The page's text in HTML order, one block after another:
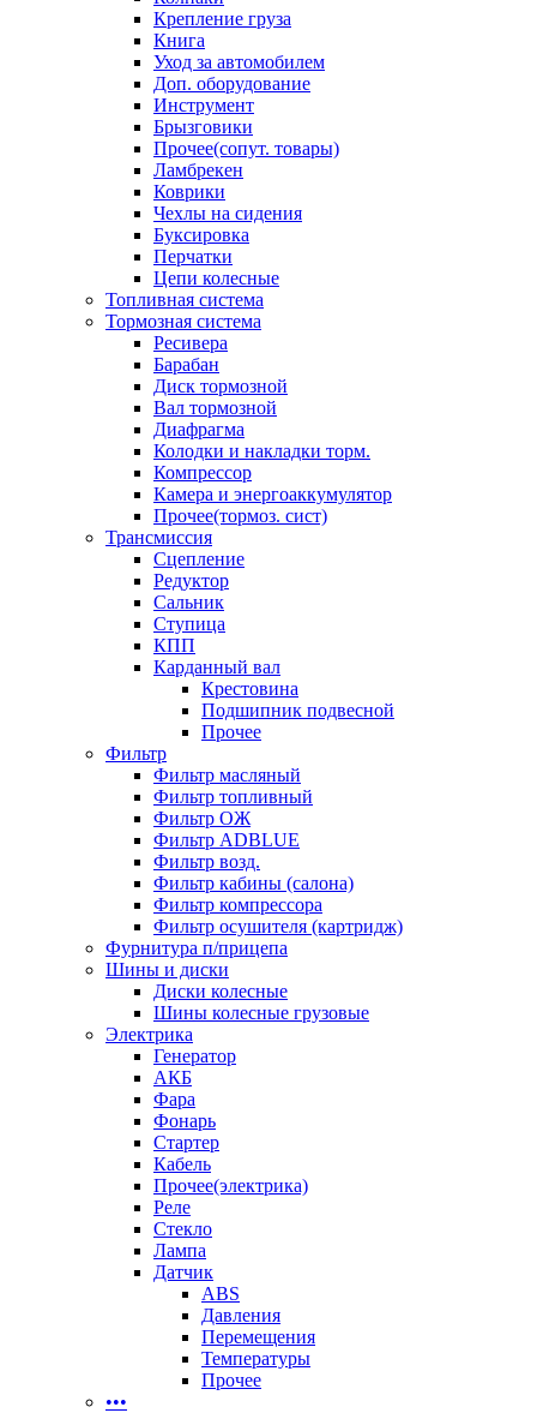
Крепление груза
Книга
Уход за автомобилем
Доп. оборудование
Инструмент
Брызговики
Прочее(сопут. товары)
Ламбрекен
Коврики
Чехлы на сидения
Буксировка
Перчатки
Цепи колесные
Топливная система
Тормозная система
Ресивера
Барабан
Диск тормозной
Вал тормозной
Диафрагма
Колодки и накладки торм.
Компрессор
Камера и энергоаккумулятор
Прочее(тормоз. сист)
Трансмиссия
Сцепление
Редуктор
Сальник
Ступица
КПП
Карданный вал
Крестовина
Подшипник подвесной
Прочее
Фильтр
Фильтр масляный
Фильтр топливный
Фильтр ОЖ
Фильтр ADBLUE
Фильтр возд.
Фильтр кабины (салона)
Фильтр компрессора
Фильтр осушителя (картридж)
Фурнитура п/прицепа
Шины и диски
Диски колесные
Шины колесные грузовые
Электрика
Генератор
АКБ
Фара
Фонарь
Стартер
Кабель
Прочее(электрика)
Реле
Стекло
Лампа
Датчик
ABS
Давления
Перемещения
Температуры
Прочее
•••